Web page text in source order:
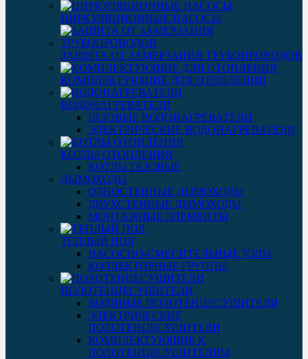
ЦИРКУЛЯЦИОННЫЕ НАСОСЫ
ЗАЩИТА ОТ ЗАМЕРЗАНИЯ ТРУБОПРОВОДОВ
КОМПЛЕКТУЮЩИЕ ДЛЯ ОТОПЛЕНИЯ
ВОДОНАГРЕВАТЕЛИ
ГАЗОВЫЕ ВОДОНАГРЕВАТЕЛИ
ЭЛЕКТРИЧЕСКИЕ ВОДОНАГРЕВАТЕЛИ
КОТЛЫ ОТОПЛЕНИЯ
КОТЛЫ ГАЗОВЫЕ
ДЫМОХОДЫ
ОДНОСТЕННЫЕ ДЫМОХОДЫ
ДВУХСТЕННЫЕ ДЫМОХОДЫ
МОНТАЖНЫЕ ЭЛЕМЕНТЫ
ТЕПЛЫЙ ПОЛ
НАСОСНО-СМЕСИТЕЛЬНЫЕ УЗЛЫ
КОЛЛЕКТОРНЫЕ ГРУППЫ
ПОЛОТЕНЦЕСУШИТЕЛИ
ВОДЯНЫЕ ПОЛОТЕНЦЕСУШИТЕЛИ
ЭЛЕКТРИЧЕСКИЕ
ПОЛОТЕНЦЕСУШИТЕЛИ
КОМПЛЕКТУЮЩИЕ К
ПОЛОТЕНЦЕСУШИТЕЛЯМ